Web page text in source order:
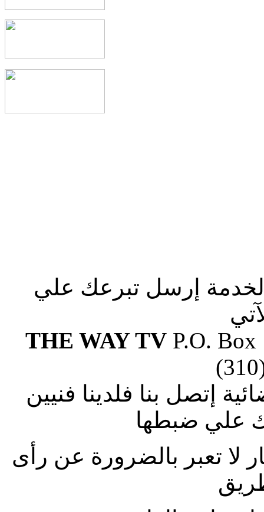
إرسل تبرعك علي
THE WAY TVP.O. Box
إتصل بنا فلدينا فنيين
علي ضبطها
لا تعبر بالضرورة عن رأى